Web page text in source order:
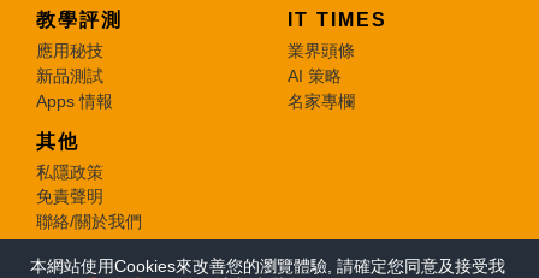
本網站使用Cookies來改善您的瀏覽體驗, 請確定您同意及接受我
教學評測
應用秘技
新品測試
Apps 情報
IT TIMES
業界頭條
AI 策略
名家專欄
其他
私隱政策
免責聲明
聯絡/關於我們
© 2026 e-zone. All Rights Reserved.